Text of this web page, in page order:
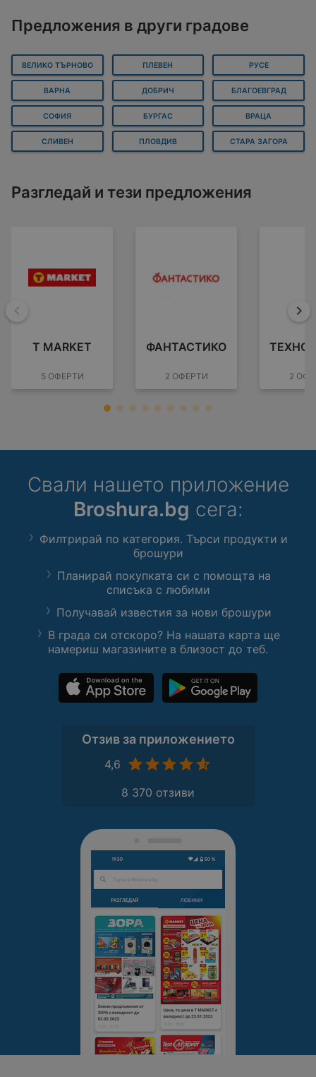
Предложения в други градове
ВЕЛИКО ТЪРНОВО ПЛЕВЕН РУСЕ
ВАРНА ДОБРИЧ БЛАГОЕВГРАД
СОФИЯ БУРГАС ВРАЦА
СЛИВЕН ПЛОВДИВ СТАРА ЗАГОРА
Разгледай и тези предложения
Назад
T MARKET
5 ОФЕРТИ
ФАНТАСТИКО
2 ОФЕРТИ 2
Свали нашето приложение
Broshura.bg сега:
Филтрирай по категория. Търси продукти и
брошури
Планирай покупката си с помощта на
списъка с любими
Получавай известия за нови брошури
В града си отскоро? На нашата карта ще
намериш магазините в близост до теб.
Отзив за приложението
4,6
8 370 отзиви